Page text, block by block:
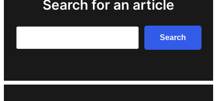
Search for an article
Search